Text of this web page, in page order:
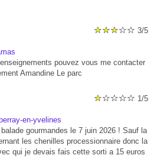
3/5
pouvez vous me contacter
Amandine Le parc
1/5
en-yvelines
gourmandes le 7 juin 2026 ! Sauf la
les chenilles processionnaire donc la
qui je devais fais cette sorti a 15 euros